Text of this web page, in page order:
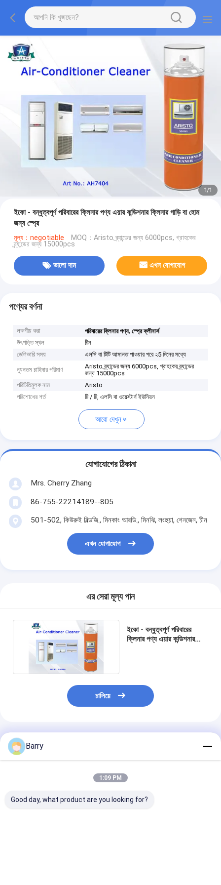
1/1
ইকো - বন্ধুত্বপূর্ণ পরিবারের ক্লিনার পণ্য এয়ার কন্ডিশনার ক্লিনার গাড়ি বা হোম
জন্য স্প্রে
মূল্য：negotiable MOQ：Aristo ব্র্যান্ডের জন্য 6000pcs, গ্রাহকের
ব্র্যান্ডের জন্য 15000pcs
ভালো দাম এখন যোগাযোগ
পণ্যের বর্ণনা
লক্ষণীয় করা পরিবারের ক্লিনার পণ্য,স্প্রে ক্লীনার্স
উৎপত্তি স্থল
চীন
ডেলিভারি সময়
এলসি বা টিটি আমানত পাওয়ার পরে ২5 দিনের মধ্যে
ন্যূনতম চাহিদার পরিমাণ
Aristo ব্র্যান্ডের জন্য 6000pcs, গ্রাহকের ব্র্যান্ডের
জন্য 15000pcs
পরিচিতিমুলক নাম
Aristo
পরিশোধের শর্ত
টি / টি, এলসি বা ওয়েস্টার্ন ইউনিয়ন
আরো দেখুন
যোগাযোগের ঠিকানা
Mrs. Cherry Zhang
86-755-22214189--805
501-502, কিউরুই বিল্ডজি., মিনকাং আরডি., মিনঝি, লংহুয়া, শেনজেন, চীন
এখন যোগাযোগ
এর সেরা মূল্য পান
ইকো - বন্ধুত্বপূর্ণ পরিবারের
ক্লিনার পণ্য এয়ার কন্ডিশনার
চালিয়ে
প্রস্তাবিত পণ্য
Barry
1:09 PM
Good day, what product are you looking for?